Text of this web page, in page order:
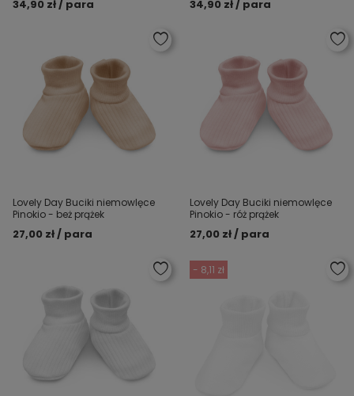
34,90 zł / para 34,90 zł / para
Lovely Day Buciki niemowlęce
Pinokio - beż prążek
27,00 zł / para
Lovely Day Buciki niemowlęce
Pinokio - róż prążek
27,00 zł / para
- 8,11 zł